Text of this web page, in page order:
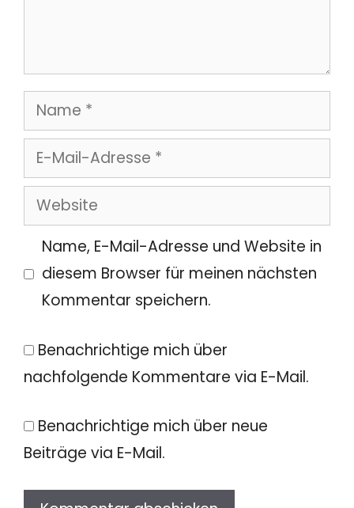
Name
E-
Mail-
Adresse
Website
Name, E-Mail-Adresse und Website in
diesem Browser für meinen nächsten
Kommentar speichern.
Benachrichtige mich über
nachfolgende Kommentare via E-Mail.
Benachrichtige mich über neue
Beiträge via E-Mail.